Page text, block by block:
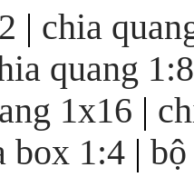
| chia
quang 1:8
1x16 |
box 1:4 |